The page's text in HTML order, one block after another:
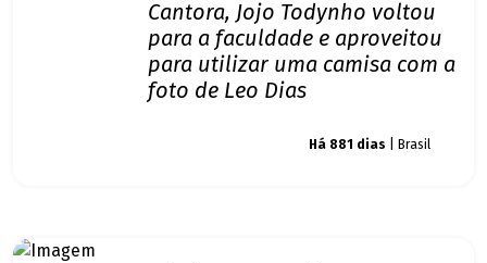
Cantora, Jojo Todynho voltou
para a faculdade e aproveitou
para utilizar uma camisa com a
foto de Leo Dias
Há 881 dias | Brasil